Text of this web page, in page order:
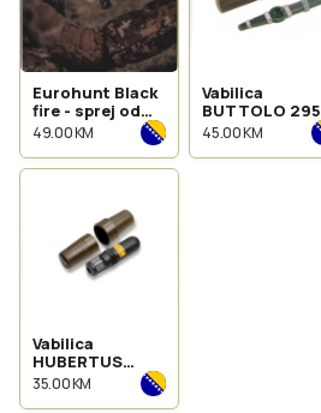
Eurohunt Black
fire - sprej od
tartufa 100ml
49.00 KM
Vabilica
BUTTOLO 295
45.00 KM
Vabilica
HUBERTUS
srndać 304
35.00 KM